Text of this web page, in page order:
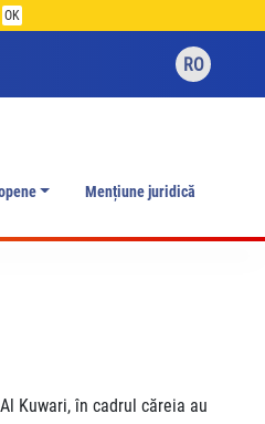
OK
RO
Mențiune juridică
Kuwari, în cadrul căreia au